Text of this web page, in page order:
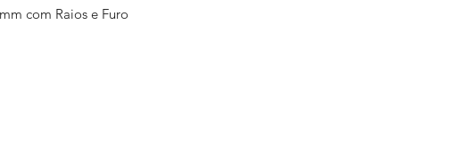
com Raios e Furo